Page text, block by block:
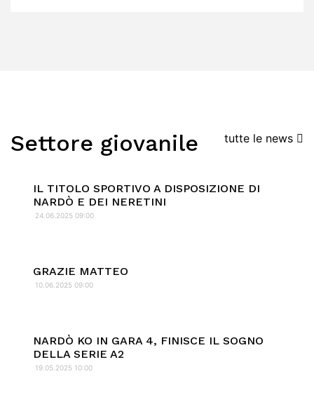
Settore giovanile tutte le news
IL TITOLO SPORTIVO A DISPOSIZIONE DI
NARDÒ E DEI NERETINI
24.06.2025 09:00
GRAZIE MATTEO
10.06.2025 09:00
NARDÒ KO IN GARA 4, FINISCE IL SOGNO
DELLA SERIE A2
19.05.2025 10:00